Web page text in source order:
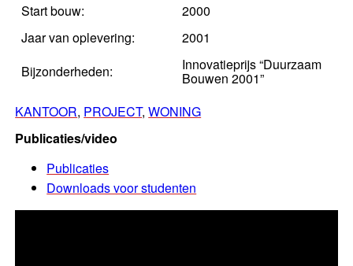
Start bouw:
2000
Jaar van oplevering:
2001
Bijzonderheden:
Innovatieprijs “Duurzaam
Bouwen 2001”
KANTOOR, PROJECT, WONING
Publicaties/video
Publicaties
Downloads voor studenten